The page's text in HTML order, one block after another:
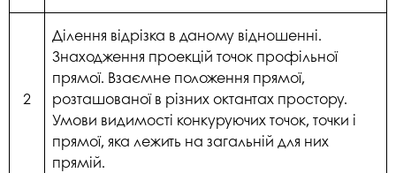
2
Ділення відрізка в даному відношенні.
Знаходження проекцій точок профільної
прямої. Взаємне положення прямої,
розташованої в різних октантах простору.
Умови видимості конкуруючих точок, точки і
прямої, яка лежить на загальній для них
прямій.